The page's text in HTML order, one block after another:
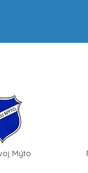
Mýto